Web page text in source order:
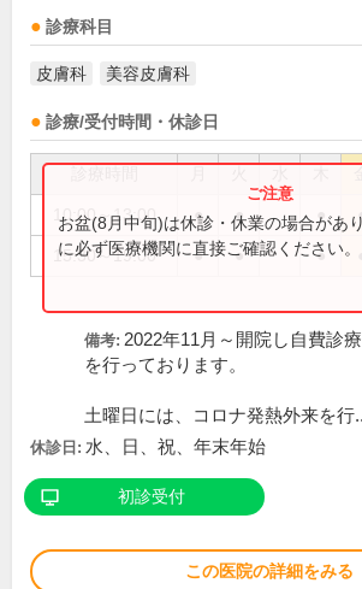
診療科目
皮膚科 美容皮膚科
診療/受付時間・休診日
10:00～13:00 ● ● ● ●
15:30～19:00 ● ● ●
お盆(8月中旬)は休診・休業の場合があ
に必ず医療機関に直接ご確認ください。
備考: 2022年11月～開院し自費診
を行っております。
土曜日には、コロナ発熱外来を行
休診日: 水、日、祝、年末年始
初診受付
この医院の詳細をみる